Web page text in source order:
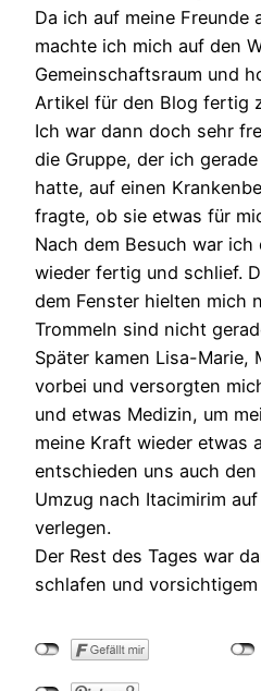
Da ich auf meine Freunde
machte ich mich auf den
Gemeinschaftsraum und
Artikel für den Blog fertig
Ich war dann doch sehr
die Gruppe, der ich
hatte, auf einen
fragte, ob sie etwas für
Nach dem Besuch war
wieder fertig und schlief.
dem Fenster hielten mich
Trommeln sind nicht
Später kamen Lisa-Marie,
vorbei und versorgten
und etwas Medizin, um
meine Kraft wieder etwas
entschieden uns auch
Umzug nach Itacimirim
verlegen.
Der Rest des Tages war
schlafen und